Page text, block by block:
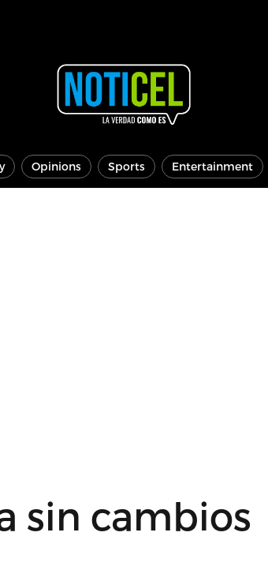
Opinions Sports Entertainment
sin cambios